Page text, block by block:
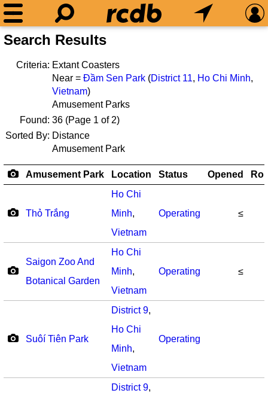
Search Results
Criteria: Extant Coasters
Near = Đầm Sen Park (District 11, Ho Chi Minh,
Vietnam)
Amusement Parks
Found: 36 (Page 1 of 2)
Sorted By: Distance
Amusement Park
Amusement Park Location Status Opened
Thỏ Trắng
Ho Chi
Minh,
Vietnam
Operating ≤
Saigon Zoo And
Botanical Garden
Ho Chi
Minh,
Vietnam
Operating ≤
Suôí Tiên Park
District 9,
Ho Chi
Minh,
Vietnam
Operating
District 9,